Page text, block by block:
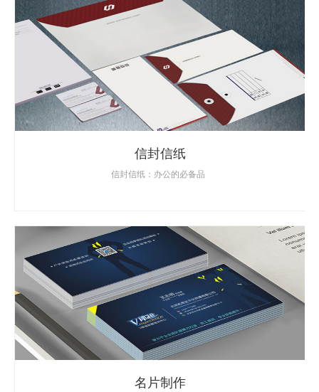
信封信纸
信封信纸：办公的必备品
名片制作